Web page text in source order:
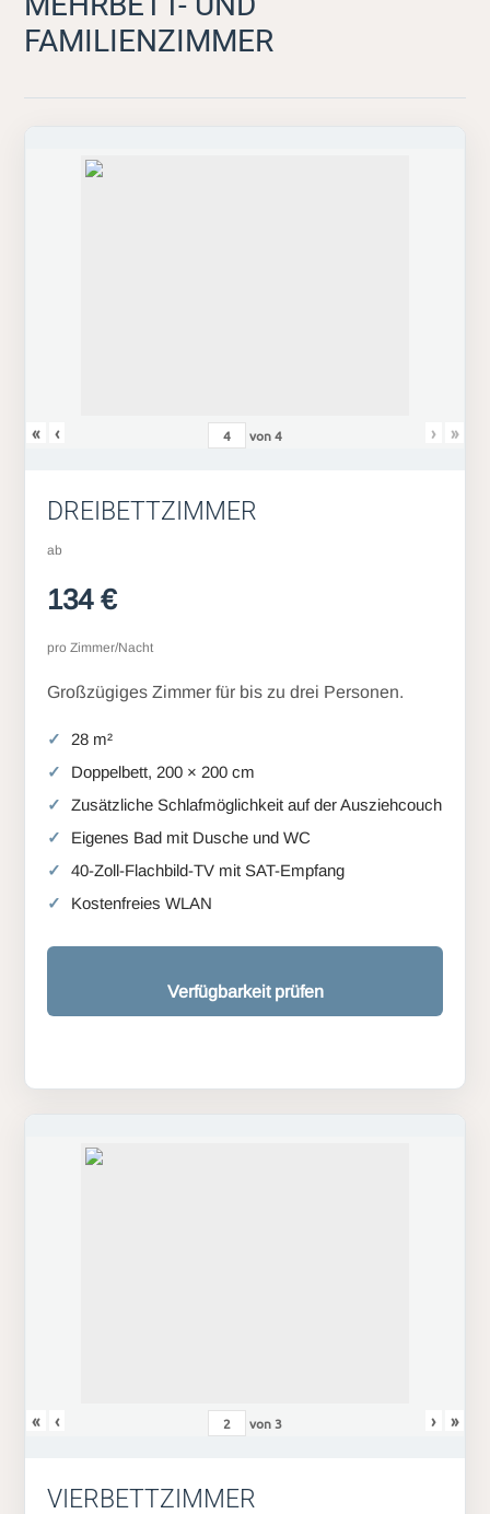
FAMILIENZIMMER
« ‹ von4 › »
DREIBETTZIMMER
ab
134 €
pro Zimmer/Nacht
Großzügiges Zimmer für bis zu drei Personen.
28 m²
Doppelbett, 200 × 200 cm
Zusätzliche Schlafmöglichkeit auf der Ausziehcouch
Eigenes Bad mit Dusche und WC
40-Zoll-Flachbild-TV mit SAT-Empfang
Kostenfreies WLAN
Verfügbarkeit prüfen
« ‹ von3 › »
VIERBETTZIMMER